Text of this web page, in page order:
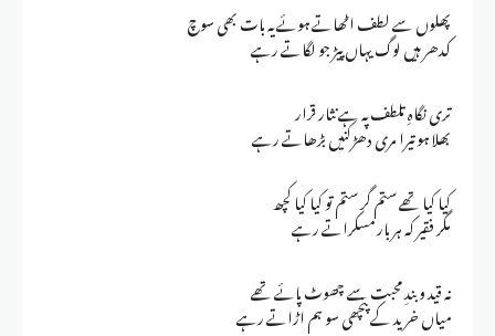
پھلوں سے لطف اٹھاتے ہوئے یہ بات بھی سوچ
کدھر ہیں لوگ یہاں پیڑ جو لگاتے رہے
تری نگاہِ تلطف پہ ہے نثار قرار
بھلا ہو تیرا مری دھڑکنیں بڑھاتے رہے
کیا کیا تھے ستم گر ستم تو کیا کیا کچھ
مگر فقیر کہ ہر بار مسکراتے رہے
نہ قید و بندِ محبت سے چھوٹ پائے تھے
میاں خرید کے پنچھی سو ہم اڑاتے رہے